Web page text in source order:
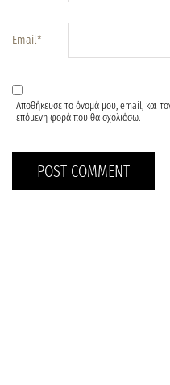
Email*
Αποθήκευσε το όνομά μου, email, και
επόμενη φορά που θα σχολιάσω.